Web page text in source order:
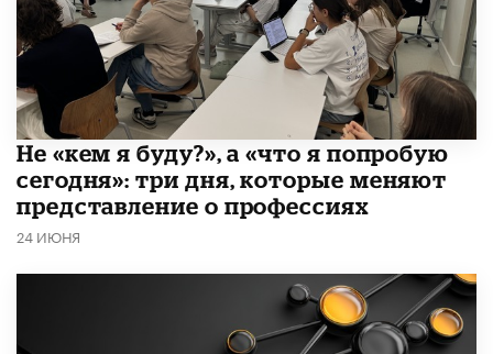
Не «кем я буду?», а «что я попробую
сегодня»: три дня, которые меняют
представление о профессиях
24 ИЮНЯ